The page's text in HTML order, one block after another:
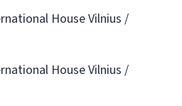
House Vilnius /
House Vilnius /